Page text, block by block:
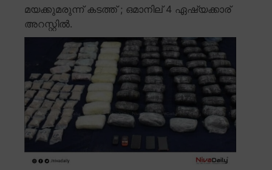
മയക്കുമരുന്ന് കടത്ത് ; ഒമാനില് 4 ഏഷ്യക്കാര്
അറസ്റ്റിൽ.